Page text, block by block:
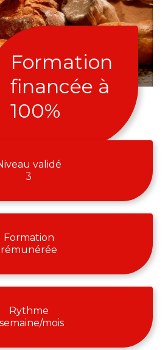
Formation
financée à
100%
validé
3
Formation
rémunérée
Rythme
mois